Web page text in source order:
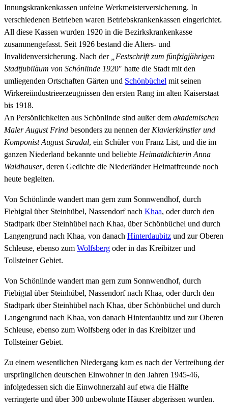
Innungskrankenkassen unfeine Werkmeisterversicherung. In
verschiedenen Betrieben waren Betriebskrankenkassen eingerichtet.
All diese Kassen wurden 1920 in die Bezirkskrankenkasse
zusammengefasst. Seit 1926 bestand die Alters- und
Invalidenversicherung. Nach der
„Festschrift zum fünfzigjährigen
Stadtjubiläum von Schönlinde 1920″ hatte die Stadt mit den
umliegenden Ortschaften Gärten und Schönbüchel mit seinen
Wirkereiindustrieerzeugnissen den ersten Rang im alten Kaiserstaat
bis 1918.
An Persönlichkeiten aus Schönlinde sind außer dem akademischen
Maler August Frind besonders zu nennen der Klavierkünstler und
Komponist August Stradal, ein Schüler von Franz List, und die im
ganzen Niederland bekannte und beliebte Heimatdichterin Anna
Waldhauser, deren Gedichte die Niederländer Heimatfreunde noch
heute begleiten.
Von Schönlinde wandert man gern zum Sonnwendhof, durch
Fiebigtal über Steinhübel, Nassendorf nach Khaa, oder durch den
Stadtpark über Steinhübel nach Khaa, über Schönbüchel und durch
Langengrund nach Khaa, von danach Hinterdaubitz und zur Oberen
Schleuse, ebenso zum Wolfsberg oder in das Kreibitzer und
Tollsteiner Gebiet.
Von Schönlinde wandert man gern zum Sonnwendhof, durch
Fiebigtal über Steinhübel, Nassendorf nach Khaa, oder durch den
Stadtpark über Steinhübel nach Khaa, über Schönbüchel und durch
Langengrund nach Khaa, von danach Hinterdaubitz und zur Oberen
Schleuse, ebenso zum Wolfsberg oder in das Kreibitzer und
Tollsteiner Gebiet.
Zu einem wesentlichen Niedergang kam es nach der Vertreibung der
ursprünglichen deutschen Einwohner in den Jahren 1945-46,
infolgedessen sich die Einwohnerzahl auf etwa die Hälfte
verringerte und über 300 unbewohnte Häuser abgerissen wurden.